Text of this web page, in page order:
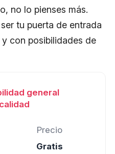
no lo pienses más.
tu puerta de entrada
con posibilidades de
general
Precio
Gratis